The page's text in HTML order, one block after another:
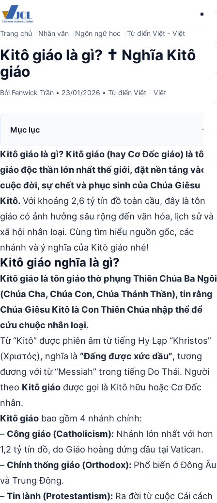
Trang chủ Nhân văn Ngôn ngữ học Từ điển Việt - Việt
Kitô giáo là gì? ✝️ Nghĩa Kitô
giáo
Bởi Fenwick Trần • 23/01/2026 • Từ điển Việt - Việt
Mục lục
Kitô giáo là gì? Kitô giáo (hay Cơ Đốc giáo) là tôn
giáo độc thần lớn nhất thế giới, đặt nền tảng vào
cuộc đời, sự chết và phục sinh của Chúa Giêsu
Kitô. Với khoảng 2,6 tỷ tín đồ toàn cầu, đây là tôn
giáo có ảnh hưởng sâu rộng đến văn hóa, lịch sử và
xã hội nhân loại. Cùng tìm hiểu nguồn gốc, các
nhánh và ý nghĩa của Kitô giáo nhé!
Kitô giáo nghĩa là gì?
Kitô giáo là tôn giáo thờ phụng Thiên Chúa Ba Ngôi
(Chúa Cha, Chúa Con, Chúa Thánh Thần), tin rằng
Chúa Giêsu Kitô là Con Thiên Chúa nhập thể để
cứu chuộc nhân loại.
Từ “Kitô” được phiên âm từ tiếng Hy Lạp “Khristos”
(Χριστός), nghĩa là “Đấng được xức dầu”, tương
đương với từ “Messiah” trong tiếng Do Thái. Người
theo Kitô giáo được gọi là Kitô hữu hoặc Cơ Đốc
nhân.
Kitô giáo bao gồm 4 nhánh chính:
– Công giáo (Catholicism): Nhánh lớn nhất với hơn
1,2 tỷ tín đồ, do Giáo hoàng đứng đầu tại Vatican.
– Chính thống giáo (Orthodox): Phổ biến ở Đông Âu
và Trung Đông.
–Tin lành (Protestantism): Ra đời từ cuộc Cải cách